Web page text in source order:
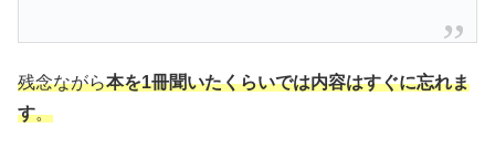
残念ながら本を1冊聞いたくらいでは内容はすぐに忘れま
す。